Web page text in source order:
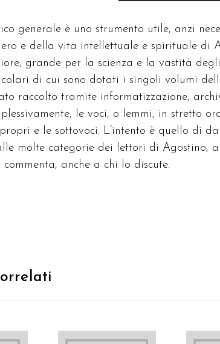
generale è uno strumento utile, anzi
e della vita intellettuale e spirituale di
grande per la scienza e la vastità
di cui sono dotati i singoli volumi
raccolto tramite informatizzazione,
le voci, o lemmi, in stretto
e le sottovoci. L’intento è quello di
molte categorie dei lettori di Agostino,
anche a chi lo discute.